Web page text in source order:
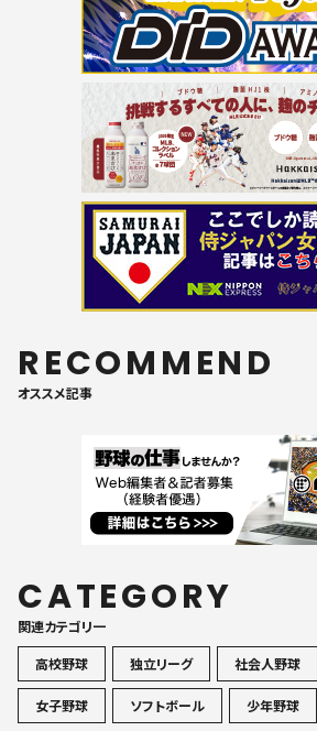
RECOMMEND
オススメ記事
CATEGORY
関連カテゴリ一
高校野球
独立リーグ 社会人野球
女子野球 ソフトボール 少年野球